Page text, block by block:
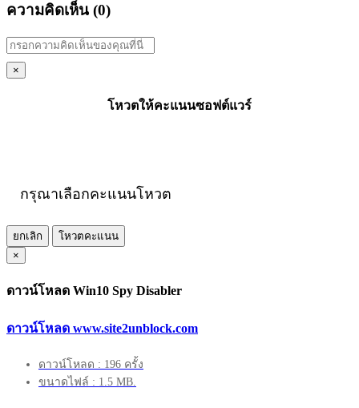
ความคิดเห็น (0)
×
โหวตให้คะแนนซอฟต์แวร์
กรุณาเลือกคะแนนโหวต
ยกเลิก
โหวตคะแนน
×
ดาวน์โหลด Win10 Spy Disabler
ดาวน์โหลด www.site2unblock.com
ดาวน์โหลด : 196 ครั้ง
ขนาดไฟล์ : 1.5 MB.